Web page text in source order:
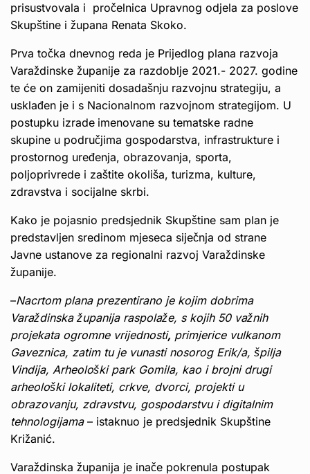
prisustvovala i pročelnica Upravnog odjela za poslove
Skupštine i župana Renata Skoko.
Prva točka dnevnog reda je Prijedlog plana razvoja
Varaždinske županije za razdoblje 2021.- 2027. godine
te će on zamijeniti dosadašnju razvojnu strategiju, a
usklađen je i s Nacionalnom razvojnom strategijom. U
postupku izrade imenovane su tematske radne
skupine u područjima gospodarstva, infrastrukture i
prostornog uređenja, obrazovanja, sporta,
poljoprivrede i zaštite okoliša, turizma, kulture,
zdravstva i socijalne skrbi.
Kako je pojasnio predsjednik Skupštine sam plan je
predstavljen sredinom mjeseca siječnja od strane
Javne ustanove za regionalni razvoj Varaždinske
županije.
–Nacrtom plana prezentirano je kojim dobrima
Varaždinska županija raspolaže, s kojih 50 važnih
projekata ogromne vrijednosti, primjerice vulkanom
Gaveznica, zatim tu je vunasti nosorog Erik/a, špilja
Vindija, Arheološki park Gomila, kao i brojni drugi
arheološki lokaliteti, crkve, dvorci, projekti u
obrazovanju, zdravstvu, gospodarstvu i digitalnim
tehnologijama– istaknuo je predsjednik Skupštine
Križanić.
Varaždinska županija je inače pokrenula postupak